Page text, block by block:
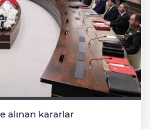
alınan kararlar